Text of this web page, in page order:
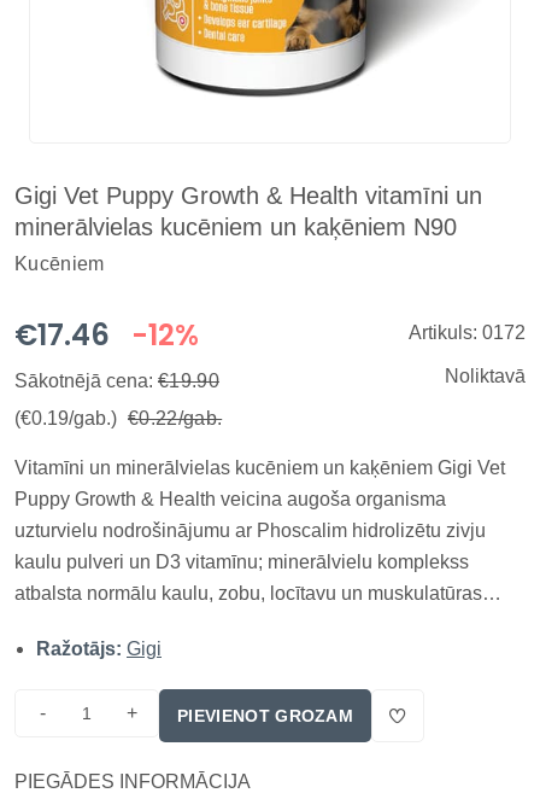
Gigi Vet Puppy Growth & Health vitamīni un
minerālvielas kucēniem un kaķēniem N90
Kucēniem
€17.46 -12%
Sākotnējā cena: €19.90
(€0.19/gab.) €0.22/gab.
Artikuls: 0172
Noliktavā
Vitamīni un minerālvielas kucēniem un kaķēniem Gigi Vet
Puppy Growth & Health veicina augoša organisma
uzturvielu nodrošinājumu ar Phoscalim hidrolizētu zivju
kaulu pulveri un D3 vitamīnu; minerālvielu komplekss
atbalsta normālu kaulu, zobu, locītavu un muskulatūras
apsverama pēc veterinārārsta ieteikuma, jo pilnvērtīga
barība jau var saturēt ne...
Ražotājs: Gigi
- + PIEVIENOT GROZAM
PIEGĀDES INFORMĀCIJA